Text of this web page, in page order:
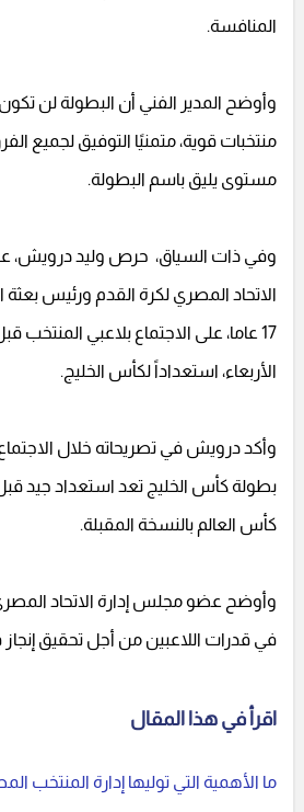
المنافسة.
وأوضح المدير الفني أن البطولة لن
منتخبات قوية، متمنيًا التوفيق لجميع
مستوى يليق باسم البطولة.
وفي ذات السياق، حرص وليد درويش،
الاتحاد المصري لكرة القدم ورئيس
17 عاما، على الاجتماع بلاعبي المنتخب
الأربعاء، استعداداً لكأس الخليج.
وأكد درويش في تصريحاته خلال الاجتماع
بطولة كأس الخليج تعد استعداد جيد
كأس العالم بالنسخة المقبلة.
وأوضح عضو مجلس إدارة الاتحاد المصري
في قدرات اللاعبين من أجل تحقيق
اقرأ في هذا المقال
ما الأهمية التي توليها إدارة المنتخب